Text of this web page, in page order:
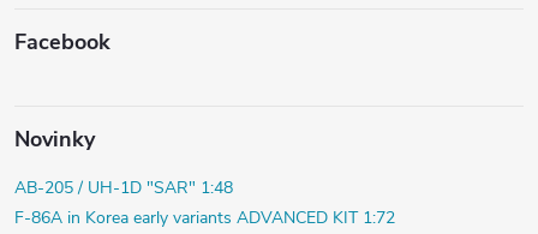
Facebook
Novinky
AB-205 / UH-1D "SAR" 1:48
F-86A in Korea early variants ADVANCED KIT 1:72